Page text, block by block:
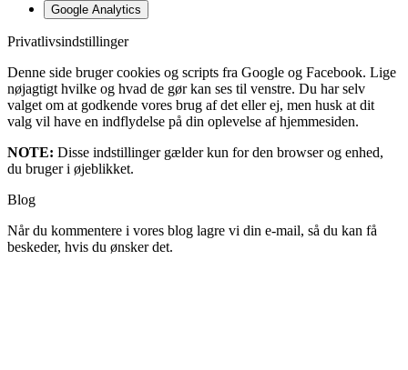
Google Analytics
Privatlivsindstillinger
Denne side bruger cookies og scripts fra Google og Facebook. Lige
nøjagtigt hvilke og hvad de gør kan ses til venstre. Du har selv
valget om at godkende vores brug af det eller ej, men husk at dit
valg vil have en indflydelse på din oplevelse af hjemmesiden.
NOTE: Disse indstillinger gælder kun for den browser og enhed,
du bruger i øjeblikket.
Blog
Når du kommentere i vores blog lagre vi din e-mail, så du kan få
beskeder, hvis du ønsker det.